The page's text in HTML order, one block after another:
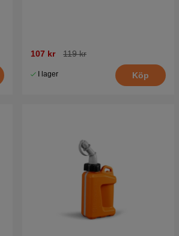
107 kr 119 kr
I lager Köp